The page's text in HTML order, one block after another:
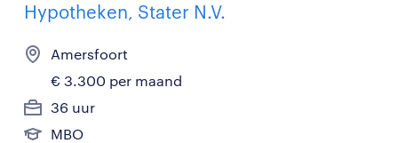
Hypotheken, Stater N.V.
Amersfoort
€ 3.300 per maand
36 uur
MBO